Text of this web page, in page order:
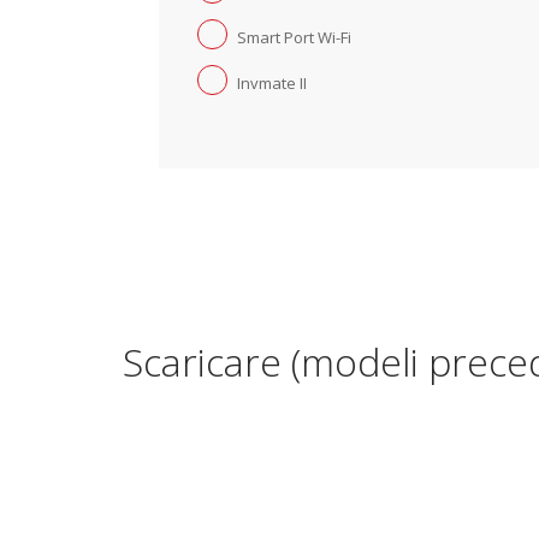
Smart Port Wi-Fi
Invmate II
Scaricare (modeli